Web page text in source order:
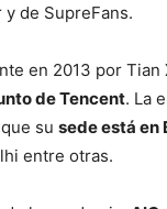
de SupreFans.
en 2013 por
de Tencent. La
su sede está en
entre otras.